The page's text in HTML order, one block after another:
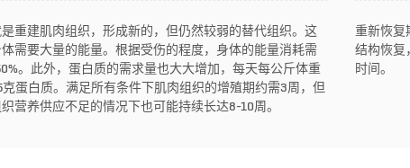
重建肌肉组织，形成新的，但仍然较弱的替代组织。这
需要大量的能量。根据受伤的程度，身体的能量消耗需
。此外，蛋白质的需求量也大大增加，每天每公斤体重
克蛋白质。满足所有条件下肌肉组织的增殖期约需3周，但
营养供应不足的情况下也可能持续长达8-10周。
重新恢复
结构恢复
时间。